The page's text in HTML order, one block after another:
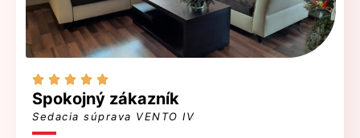
    
Spokojný zákazník
Sedacia súprava VENTO IV